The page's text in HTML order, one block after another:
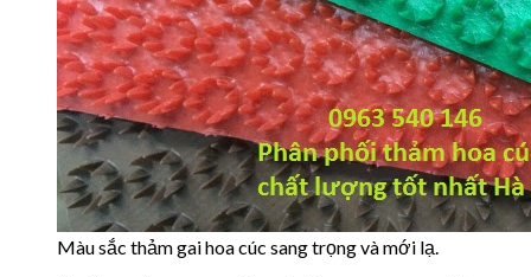
Màu sắc thảm gai hoa cúc sang trọng và mới lạ.